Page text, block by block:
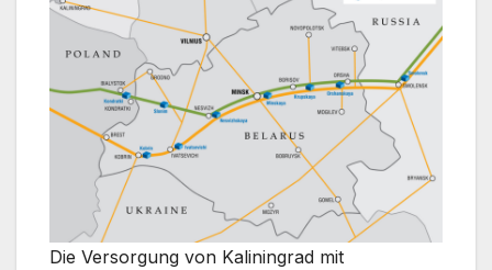
Die Versorgung von Kaliningrad mit